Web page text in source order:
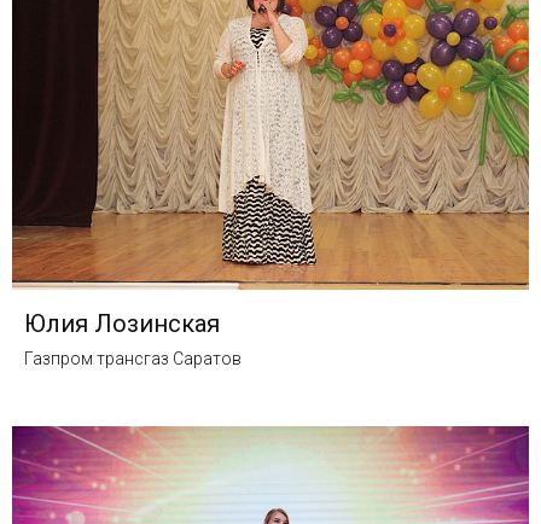
Юлия Лозинская
Газпром трансгаз Саратов